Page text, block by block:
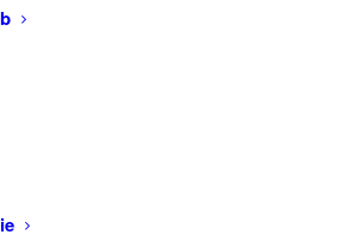
ginnungagap
share/jbb3ZML923iz4QZe/
share/TfWBrpWgrcm23ZVg/
(SK)
share/uvfsqmpJGbnYmGzX/